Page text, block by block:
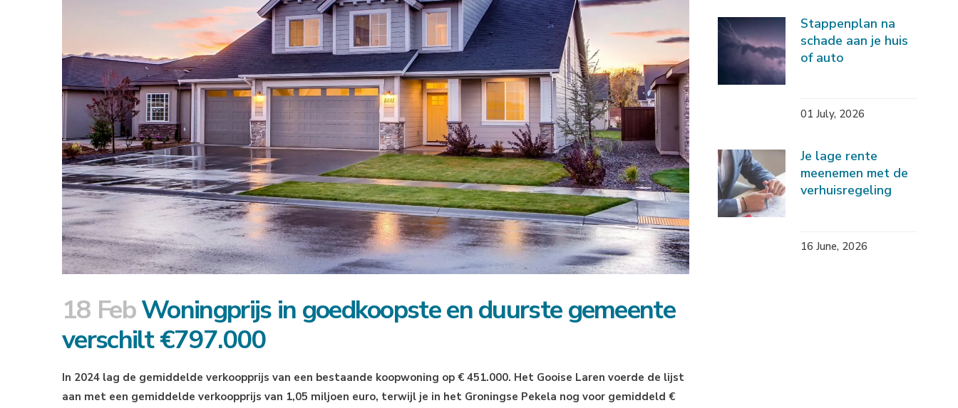
18 FebWoningprijs in goedkoopste en duurste gemeente
verschilt €797.000
In 2024 lag de gemiddelde verkoopprijs van een bestaande koopwoning op € 451.000. Het Gooise Laren voerde de lijst
aan met een gemiddelde verkoopprijs van 1,05 miljoen euro, terwijl je in het Groningse Pekela nog voor gemiddeld €
Stappenplan na
schade aan je huis
of auto
01 July, 2026
Je lage rente
meenemen met de
verhuisregeling
16 June, 2026